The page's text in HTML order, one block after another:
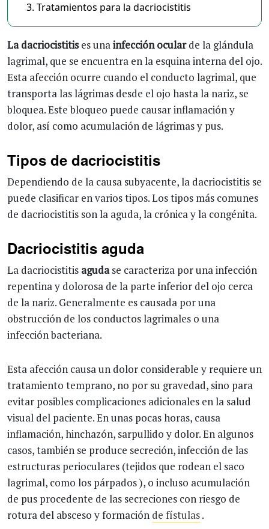
Tratamientos para la dacriocistitis
La dacriocistitises unainfección ocularde la glándula
lagrimal, que se encuentra en la esquina interna del ojo.
Esta afección ocurre cuando el conducto lagrimal, que
transporta las lágrimas desde el ojo hasta la nariz, se
bloquea. Este bloqueo puede causar inflamación y
dolor, así como acumulación de lágrimas y pus.
Tipos de dacriocistitis
Dependiendo de la causa subyacente, la dacriocistitis se
puede clasificar en varios tipos. Los tipos más comunes
de dacriocistitis son la aguda, la crónica y la congénita.
Dacriocistitis aguda
La dacriocistitis agudase caracteriza por una infección
repentina y dolorosa de la parte inferior del ojo cerca
de la nariz. Generalmente es causada por una
obstrucción de los conductos lagrimales o una
infección bacteriana.
Esta afección causa un dolor considerable y requiere un
tratamiento temprano, no por su gravedad, sino para
evitar posibles complicaciones adicionales en la salud
visual del paciente. En unas pocas horas, causa
inflamación, hinchazón, sarpullido y dolor. En algunos
casos, también se produce secreción, infección de las
estructuras perioculares (tejidos que rodean el saco
lagrimal, como los párpados ), o incluso acumulación
de pus procedente de las secreciones con riesgo de
rotura del absceso y formación de fístulas.